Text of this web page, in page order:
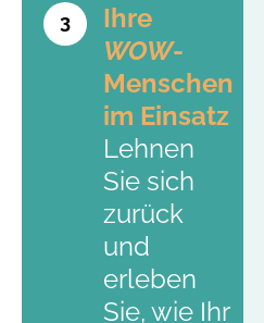
3
Ihre
WOW-
Menschen
im Einsatz
Lehnen
Sie sich
zurück
und
erleben
Sie, wie Ihr